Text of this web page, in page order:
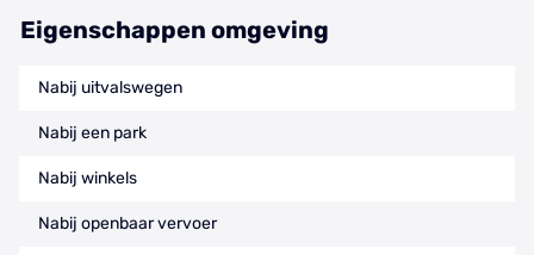
Eigenschappen omgeving
Nabij uitvalswegen
Nabij een park
Nabij winkels
Nabij openbaar vervoer